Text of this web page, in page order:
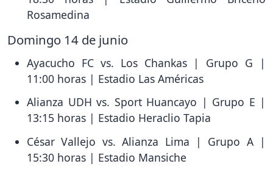
Rosamedina
Domingo 14 de junio
Ayacucho FC vs. Los Chankas | Grupo G |
11:00 horas | Estadio Las Américas
Alianza UDH vs. Sport Huancayo | Grupo E |
13:15 horas | Estadio Heraclio Tapia
César Vallejo vs. Alianza Lima | Grupo A |
15:30 horas | Estadio Mansiche